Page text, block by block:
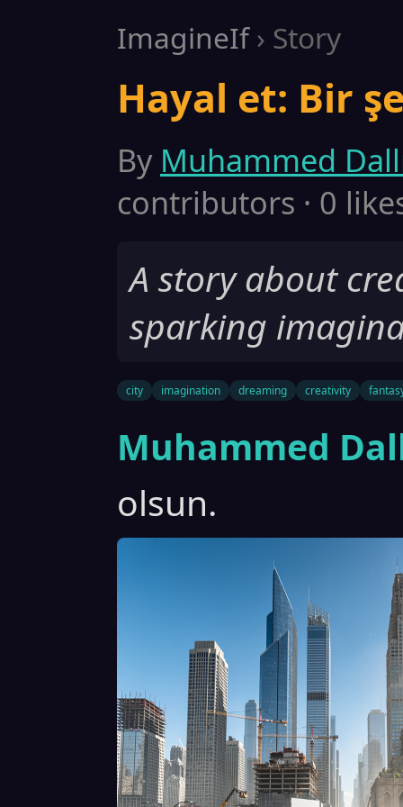
ImagineIf› Story
Hayal et: Bir
By Muhammed
contributors · 0
A story about
sparking
city imagination dreaming creativity
Muhammed
olsun.